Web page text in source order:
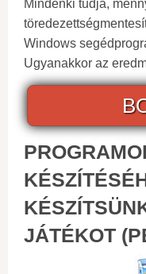
Mindenki tudja,
Windows
Ugyanakkor az
JÁTÉKOT